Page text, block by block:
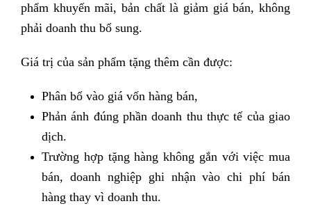
phẩm khuyến mãi, bản chất là giảm giá bán, không
phải doanh thu bổ sung.
Giá trị của sản phẩm tặng thêm cần được:
Phân bổ vào giá vốn hàng bán,
Phản ánh đúng phần doanh thu thực tế của giao
dịch.
Trường hợp tặng hàng không gắn với việc mua
bán, doanh nghiệp ghi nhận vào chi phí bán
hàng thay vì doanh thu.